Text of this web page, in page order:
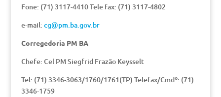
Fone: (71) 3117-4410 Tele fax: (71) 3117-4802
e-mail: cg@pm.ba.gov.br
Corregedoria PM BA
Chefe: Cel PM Siegfrid Frazão Keysselt
Tel: (71) 3346-3063/1760/1761(TP) Telefax/Cmdº: (71)
3346-1759